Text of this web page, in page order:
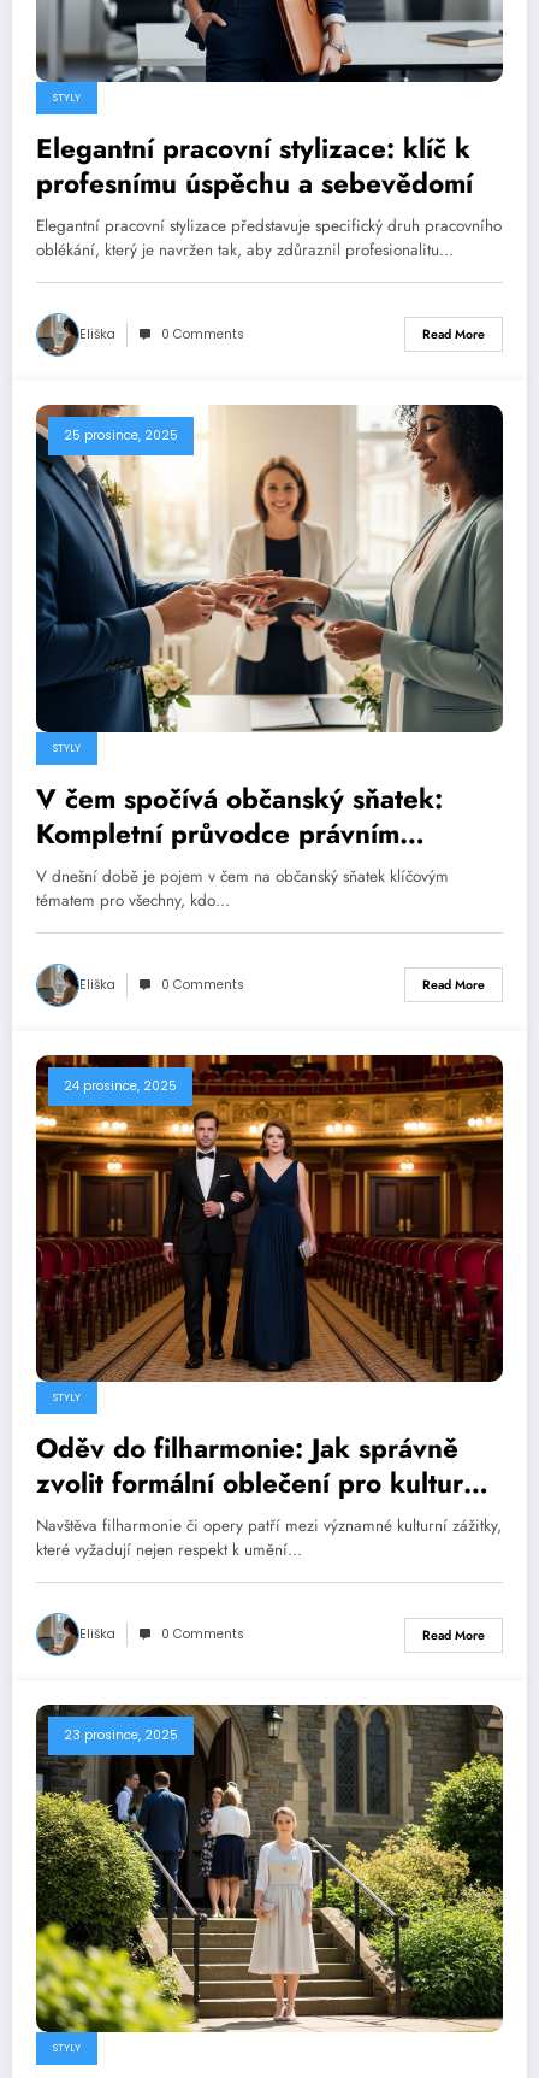
STYLY
Elegantní pracovní stylizace: klíč k
profesnímu úspěchu a sebevědomí
Elegantní pracovní stylizace představuje specifický druh pracovního
oblékání, který je navržen tak, aby zdůraznil profesionalitu…
Eliška 0 Comments Read More
25 prosince, 2025
STYLY
V čem spočívá občanský sňatek:
Kompletní průvodce právním
manželstvím
V dnešní době je pojem v čem na občanský sňatek klíčovým
tématem pro všechny, kdo…
Eliška 0 Comments Read More
24 prosince, 2025
STYLY
Oděv do filharmonie: Jak správně
zvolit formální oblečení pro kulturní
události
Navštěva filharmonie či opery patří mezi významné kulturní zážitky,
které vyžadují nejen respekt k umění…
Eliška 0 Comments Read More
23 prosince, 2025
STYLY